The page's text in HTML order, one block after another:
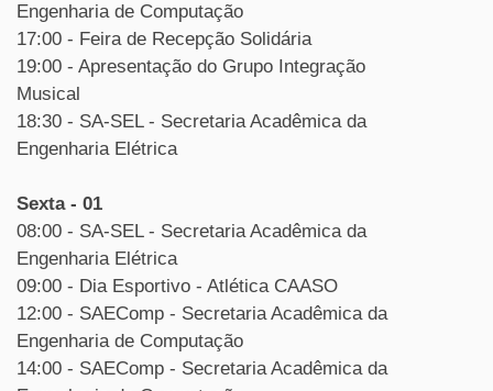
Engenharia de Computação
17:00 - Feira de Recepção Solidária
19:00 - Apresentação do Grupo Integração
Musical
18:30 - SA-SEL - Secretaria Acadêmica da
Engenharia Elétrica
Sexta - 01
08:00 - SA-SEL - Secretaria Acadêmica da
Engenharia Elétrica
09:00 - Dia Esportivo - Atlética CAASO
12:00 - SAEComp - Secretaria Acadêmica da
Engenharia de Computação
14:00 - SAEComp - Secretaria Acadêmica da